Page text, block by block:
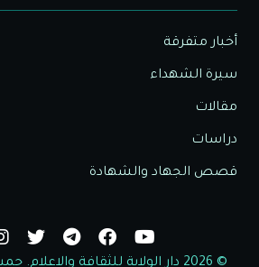
أخبار متفرقة
سيرة الشهداء
مقالات
دراسات
قصص الجهاد والشهادة
© 2026 دار الولاية للثقافة والاعلام. جميع الحقوق محفوظة